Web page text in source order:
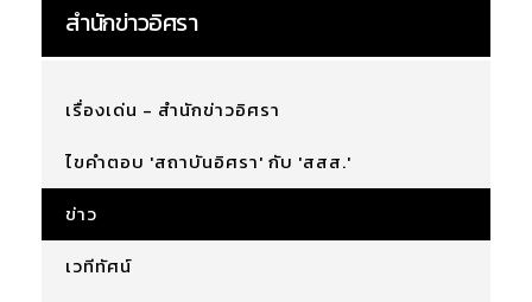
สำนักข่าวอิศรา
เรื่องเด่น - สำนักข่าวอิศรา
ไขคำตอบ 'สถาบันอิศรา' กับ 'สสส.'
ข่าว
เวทีทัศน์